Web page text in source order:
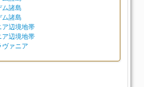
ム諸島
ム諸島
ア辺境地帯
ア辺境地帯
ヴァニア